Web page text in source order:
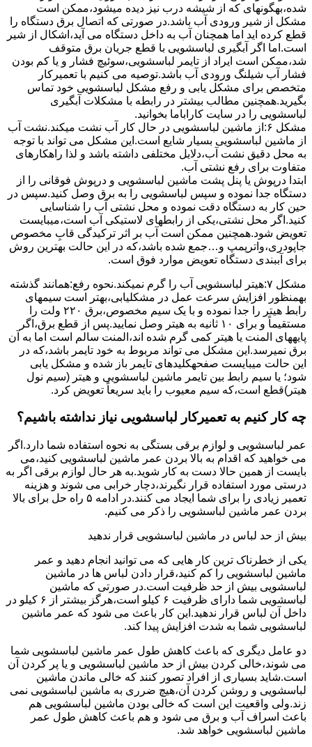
ﺷﺪه،بهگونهای ﮐﻪ از ﺷﯿﺸﻪ درب ﻧﯿﺰ دﯾﺪه میشود،ممکن است
مشکل از شیر ورودی آب باشد.در صورتی که اتصال برق دستگاه را
قطع کرده اید اما همچنان آب به داخل دستگاه می آید،اشکال از شیر
است.اما اگر آبگیری لباسشویی با قطع جریان برق متوقف
شد،ممکن است ایراد از تایمر لباسشویی،سوئیچ فشار و یا کم بودن
فشار آب شیلنگ ورودی آب باشد.توصیه می کنیم با تعمیرکار
متخصص برای مشکل یابی و رفع مشکل لباسشویی خود تماس
بگیرید.همچنین مطالب بیشتر در رابطه با مشکلات آبگیری
لباسشویی را در سایت کاراباما بخوانید.
مشکل ۶:از ﻣﺎﺷﯿﻦ لباسشویی در ﺣﺎل ﮐﺎر آب ﻧﺸﺖ میکند.نشت آب
از ماشین لباسشویی بسیار شایع است.این مشکل می تواند با توجه
به محل دقیق نشت آب،دلایل مختلفی داشته باشد و لذا راهکارهای
متفاوت برای رفع نشتی آب.
ابتدا درپوش یا پنل ﭘﺸﺖ ﻣﺎﺷﯿﻦ لباسشویی و درپوش ﻓﻮﻗﺎﻧﯽ را از
دستگاه ﺟﺪا ﻧﻤﻮده و ﺳﭙﺲ لباسشویی را ﺑﻪ ﺑﺮق وصل ﮐﻨﯿﺪ.سپس در
حین کار به دستگاه دقت نموده و ﻣﺤﻞ نشتی آب را ﺷﻨﺎﺳﺎﯾﯽ
کنید.اﮔﺮ ﻣﺤﻞ نشتی،ﯾﮑﯽ از رابطهای ﻻﺳﺘﯿﮑﯽ آب اﺳﺖ،میبایست
ﺗﻌﻮﯾﺾ شود.همچنین ﻣﻤﮑﻦ اﺳﺖ آب بر اثر ﺗﺮﮐﯿﺪﮔﯽ قابِ ﻣﺨﺼﻮص
ﺟﺎﭘﻮدری،واترپمپ و…جمع شده ﺑﺎﺷﺪ،ﮐﻪ در این حالت بهترین روش
برای آببندی دستگاه ﺗﻌﻮﯾﺾ ﻣﻮارد ﻓﻮق اﺳﺖ.
مشکل ۷:ﻫﯿﺘﺮ لباسشویی آب را ﮔﺮم نمیکند.نحوه رﻓﻊ:ﻫﻤﺎﻧﻨﺪ ﮔﺬﺷﺘﻪ
بهمنظور اﻓﺰاﯾﺶ ﺳﺮﻋﺖ ﻋﻤﻞ در مشکلیابی،بهتر است سیمهای
راﺑﻂ ﻫﯿﺘﺮ را ﺟﺪا ﻧﻤﻮده و ﺑﺎ ﯾﮏ ﺳﯿﻢ ﻣﺨﺼﻮص،برق ۲۲۰ ولت را
مستقیماً و برای ۱۰ ﺛﺎﻧﯿﻪ ﺑﻪ ﻫﯿﺘﺮ وصل نمایید.ﭘﺲ از ﻗﻄﻊ ﺑﺮق،اﮔﺮ
پایههای اﻟﻤﻨﺖ یا هیتر کمی ﮔﺮم ﺷﺪه اند،اﻟﻤﻨﺖ ﺳﺎﻟﻢ است اما ﺑﻪ آن
ﺑﺮق نمیرسد.اﯾﻦ ﻣﺸﮑﻞ می تواند مربوط به ﺧﻮد ﺗﺎﯾﻤﺮ باشد،ﮐﻪ در
این حالت میبایست صفحهکلیدهای ﺗﺎﯾﻤﺮ باز شده و مشکل یابی
شود؛ ﯾﺎ ﺳﯿﻢ راﺑﻂ ﺑﯿﻦ ﺗﺎﯾﻤﺮ ماشین لباسشویی و ﻫﯿﺘﺮ (سیم ﻧﻮل
ﻫﯿﺘﺮ)ﻗﻄﻊ اﺳﺖ،ﮐﻪ ﺳﯿﻢ ﻣﻌﯿﻮب را ﺑﺎﯾﺪ سریعاً ﺗﻌﻮﯾﺾ کرد.
چه کار کنیم به تعمیرکار لباسشویی نیاز نداشته باشیم؟
عمر لباسشویی و لوازم برقی بستگی به نحوه استفاده شما دارد.اگر
می خواهید که اقدام به بالا بردن عمر ماشین لباسشویی کنید،می
بایست از همین حالا دست به کار شوید.به هر حال لوازم برقی اگر به
درستی مورد استفاده قرار نگیرند،دچار خرابی می شوند و هزینه
تعمیر زیادی را برای شما ایجاد می کنند.در ادامه ۵ راه حل برای بالا
بردن عمر ماشین لباسشویی را ذکر می کنیم.
بیش از حد لباس در ماشین لباسشویی قرار ندهید
یکی از خطرناک ترین کار هایی که می توانید انجام دهید و عمر
ماشین لباسشویی را کم کنید،قرار دادن لباس ها در ماشین
لباسشویی بیش از حد ظرفیت است.در صورتی که ماشین
لباسشویی شما دارای ظرفیت ۶ کیلو است،هرگز بیشتر از ۶ کیلو در
داخل آن لباس قرار ندهید.این کار باعث می شود که عمر ماشین
لباسشویی شما به شدت افزایش پیدا کند.
دو عامل دیگری که باعث کاهش طول عمر ماشین لباسشویی شما
می شوند،خالی کردن بیش از حد ماشین لباسشویی و یا پر کردن آن
است.شاید بسیاری از افراد تصور کنند که خالی ماندن ماشین
لباسشویی و روشن کردن آن،هیچ ضرری به ماشین لباسشویی نمی
زند.ولی واقعیت این است که خالی بودن ماشین لباسشویی هم
باعث اسراف آب و برق می شود و هم باعث کاهش طول عمر
ماشین لباسشویی خواهد شد.